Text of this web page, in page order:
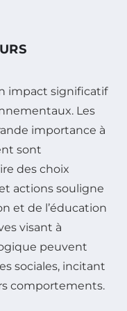
impact significatif
Les
importance à
sont
des choix
actions souligne
et de l’éducation
visant à
peuvent
sociales, incitant
comportements.